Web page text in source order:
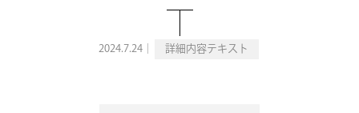
2024.7.24｜ 詳細内容テキスト